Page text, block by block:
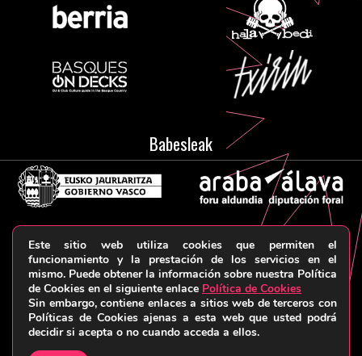
Babesleak
Aviso legal y Política de privacidad
Términos y
condiciones
Política de cookies © HARRIKA KOLEKTIBOA, 2026
Este sitio web utiliza cookies que permiten el
funcionamiento y la prestación de los servicios en el
mismo. Puede obtener la información sobre nuestra Política
de Cookies en el siguiente enlace Política de Cookies
Sin embargo, contiene enlaces a sitios web de terceros con
Políticas de Cookies ajenas a esta web que usted podrá
decidir si acepta o no cuando acceda a ellos.